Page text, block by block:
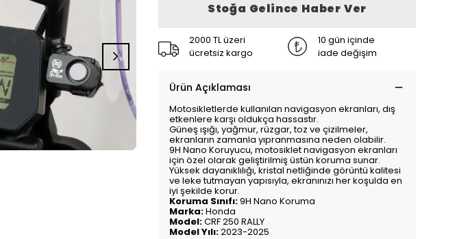
Stoğa Gelince Haber Ver
2000 TL üzeri
ücretsiz kargo
10 gün içinde
iade değişim
Ürün Açıklaması
Motosikletlerde kullanılan navigasyon ekranları, dış
etkenlere karşı oldukça hassastır.
Güneş ışığı, yağmur, rüzgar, toz ve çizilmeler,
ekranların zamanla yıpranmasına neden olabilir.
9H Nano Koruyucu, motosiklet navigasyon ekranları
için özel olarak geliştirilmiş üstün koruma sunar.
Yüksek dayanıklılığı, kristal netliğinde görüntü kalitesi
ve leke tutmayan yapısıyla, ekranınızı her koşulda en
iyi şekilde korur.
Koruma Sınıfı:9H Nano Koruma
Marka:Honda
Model:CRF 250 RALLY
Model Yılı:2023-2025